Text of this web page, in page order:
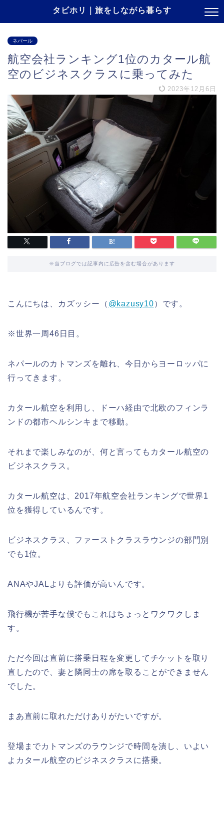
タビホリ｜旅をしながら暮らす
ネパール
航空会社ランキング1位のカタール航
空のビジネスクラスに乗ってみた
2023年12月6日
※当ブログでは記事内に広告を含む場合があります
こんにちは、カズッシー（ @kazusy10）です。
※世界一周46日目。
ネパールのカトマンズを離れ、今日からヨーロッパに
行ってきます。
カタール航空を利用し、ドーハ経由で北欧のフィンラ
ンドの都市ヘルシンキまで移動。
それまで楽しみなのが、何と言ってもカタール航空の
ビジネスクラス。
カタール航空は、2017年航空会社ランキングで世界1
位を獲得しているんです。
ビジネスクラス、ファーストクラスラウンジの部門別
でも1位。
ANAやJALよりも評価が高いんです。
飛行機が苦手な僕でもこれはちょっとワクワクしま
す。
ただ今回は直前に搭乗日程を変更してチケットを取り
直したので、妻と隣同士の席を取ることができません
でした。
まあ直前に取れただけありがたいですが。
登場までカトマンズのラウンジで時間を潰し、いよい
よカタール航空のビジネスクラスに搭乗。